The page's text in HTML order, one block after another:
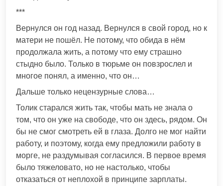
***
Вернулся он год назад. Вернулся в свой город, но к
матери не пошёл. Не потому, что обида в нём
продолжала жить, а потому что ему страшно
стыдно было. Только в тюрьме он повзрослел и
многое понял, а именно, что он…
Дальше только нецензурные слова…
Толик старался жить так, чтобы мать не знала о
том, что он уже на свободе, что он здесь, рядом. Он
бы не смог смотреть ей в глаза. Долго не мог найти
работу, и поэтому, когда ему предложили работу в
морге, не раздумывая согласился. В первое время
было тяжеловато, но не настолько, чтобы
отказаться от неплохой в принципе зарплаты.